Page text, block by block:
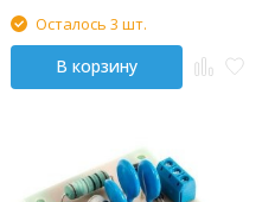
Осталось 3 шт.
В корзину